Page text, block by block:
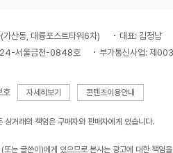
산동, 대륭포스트타워6차)
대표: 김정남
서울금천-0848호 부가통신사업: 제
호 자세히보기 콘텐츠이용안내
거래의 책임은 구매자와 판매자에게 있습니다.
는 글쓴이)에게 있으므로 본사는 광고에 대한 책임